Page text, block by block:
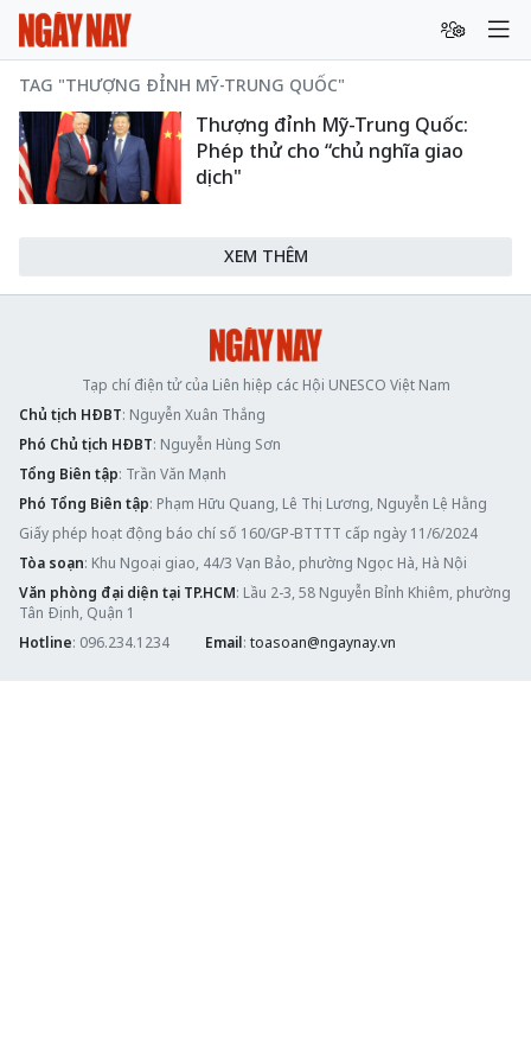
TAG "THƯỢNG ĐỈNH MỸ-TRUNG QUỐC"
Thượng đỉnh Mỹ-Trung Quốc:
Phép thử cho “chủ nghĩa giao
dịch"
XEM THÊM
Tạp chí điện tử của Liên hiệp các Hội UNESCO Việt Nam
Chủ tịch HĐBT: Nguyễn Xuân Thắng
Phó Chủ tịch HĐBT: Nguyễn Hùng Sơn
Tổng Biên tập: Trần Văn Mạnh
Phó Tổng Biên tập: Phạm Hữu Quang, Lê Thị Lương, Nguyễn Lệ Hằng
Giấy phép hoạt động báo chí số 160/GP-BTTTT cấp ngày 11/6/2024
Tòa soạn: Khu Ngoại giao, 44/3 Vạn Bảo, phường Ngọc Hà, Hà Nội
Văn phòng đại diện tại TP.HCM: Lầu 2-3, 58 Nguyễn Bỉnh Khiêm, phường
Tân Định, Quận 1
Hotline: 096.234.1234 Email: toasoan@ngaynay.vn